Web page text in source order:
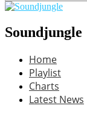
Soundjungle
Home
Playlist
Charts
Latest News